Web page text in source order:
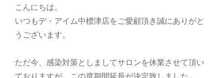
こんにちは。
いつもデ・アイム中標津店をご愛顧頂き誠にありがと
うございます。
ただ今、感染対策としましてサロンを休業させて頂い